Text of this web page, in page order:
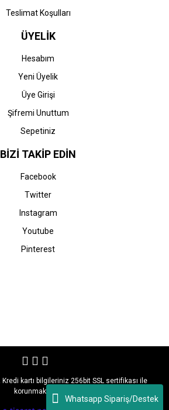
Whatsapp Sipariş/Destek
Teslimat Koşulları
ÜYELİK
Hesabım
Yeni Üyelik
Üye Girişi
Şifremi Unuttum
Sepetiniz
BİZİ TAKİP EDİN
Facebook
Twitter
Instagram
Youtube
Pinterest
Kredi kartı bilgileriniz 256bit SSL sertifikası ile
korunmaktadır.